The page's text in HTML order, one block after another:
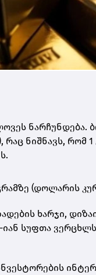
ნარჩუნდება.
, რაც ნიშნავს, რომ
.
(დოლარის
ხარჯი,
იან სუფთა